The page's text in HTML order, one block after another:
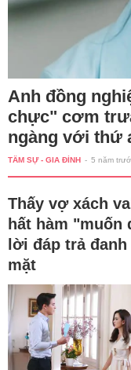
Anh đồng
chực" cơm
ngàng với thứ
TÂM SỰ - GIA ĐÌNH - 5 năm
Thấy vợ xách
hất hàm
lời đáp trả
mặt